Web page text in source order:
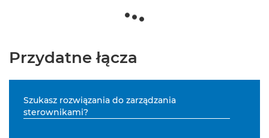
Przydatne łącza
Szukasz rozwiązania do zarządzania
sterownikami?